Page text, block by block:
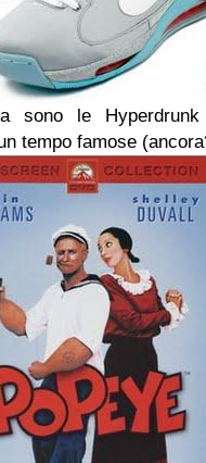
sono le
tempo famose